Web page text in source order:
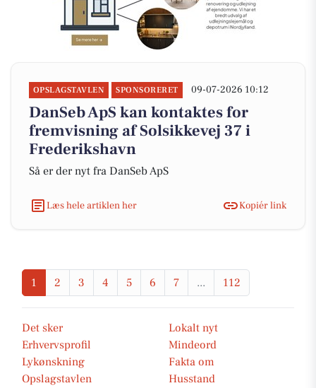
OPSLAGSTAVLEN SPONSORERET 09-07-2026 10:12
DanSeb ApS kan kontaktes for
fremvisning af Solsikkevej 37 i
Frederikshavn
Så er der nyt fra DanSeb ApS
Læs hele artiklen her Kopiér link
1 2 3 4 5 6 7 ... 112
Det sker
Lokalt nyt
Erhvervsprofil
Mindeord
Lykønskning
Fakta om
Opslagstavlen
Husstand